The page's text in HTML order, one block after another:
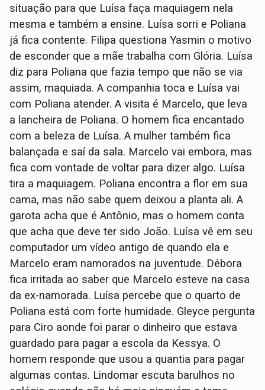
situação para que Luísa faça maquiagem nela
mesma e também a ensine. Luísa sorri e Poliana
já fica contente. Filipa questiona Yasmin o motivo
de esconder que a mãe trabalha com Glória. Luísa
diz para Poliana que fazia tempo que não se via
assim, maquiada. A companhia toca e Luísa vai
com Poliana atender. A visita é Marcelo, que leva
a lancheira de Poliana. O homem fica encantado
com a beleza de Luísa. A mulher também fica
balançada e saí da sala. Marcelo vai embora, mas
fica com vontade de voltar para dizer algo. Luísa
tira a maquiagem. Poliana encontra a flor em sua
cama, mas não sabe quem deixou a planta ali. A
garota acha que é Antônio, mas o homem conta
que acha que deve ter sido João. Luísa vê em seu
computador um vídeo antigo de quando ela e
Marcelo eram namorados na juventude. Débora
fica irritada ao saber que Marcelo esteve na casa
da ex-namorada. Luísa percebe que o quarto de
Poliana está com forte humidade. Gleyce pergunta
para Ciro aonde foi parar o dinheiro que estava
guardado para pagar a escola da Kessya. O
homem responde que usou a quantia para pagar
algumas contas. Lindomar escuta barulhos no